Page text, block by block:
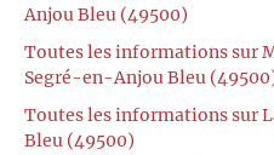
Anjou Bleu (49500)
Toutes les informations sur
Segré-en-Anjou Bleu
Toutes les informations sur
Bleu (49500)